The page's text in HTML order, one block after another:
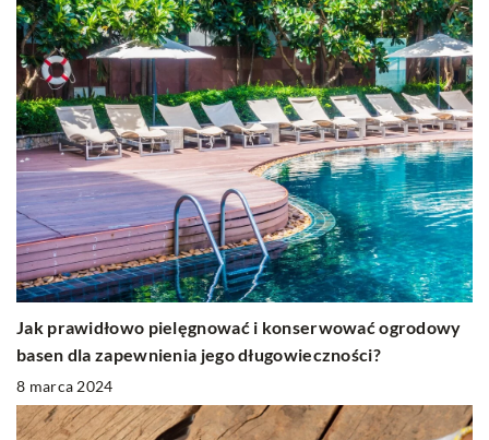
Jak prawidłowo pielęgnować i konserwować ogrodowy
basen dla zapewnienia jego długowieczności?
8 marca 2024